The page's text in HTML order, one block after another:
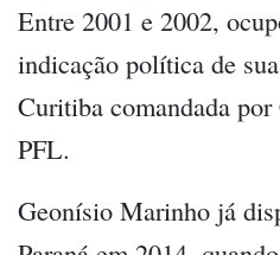
Entre 2001 e 2002,
indicação política de
Curitiba comandada
PFL.
Geonísio Marinho já